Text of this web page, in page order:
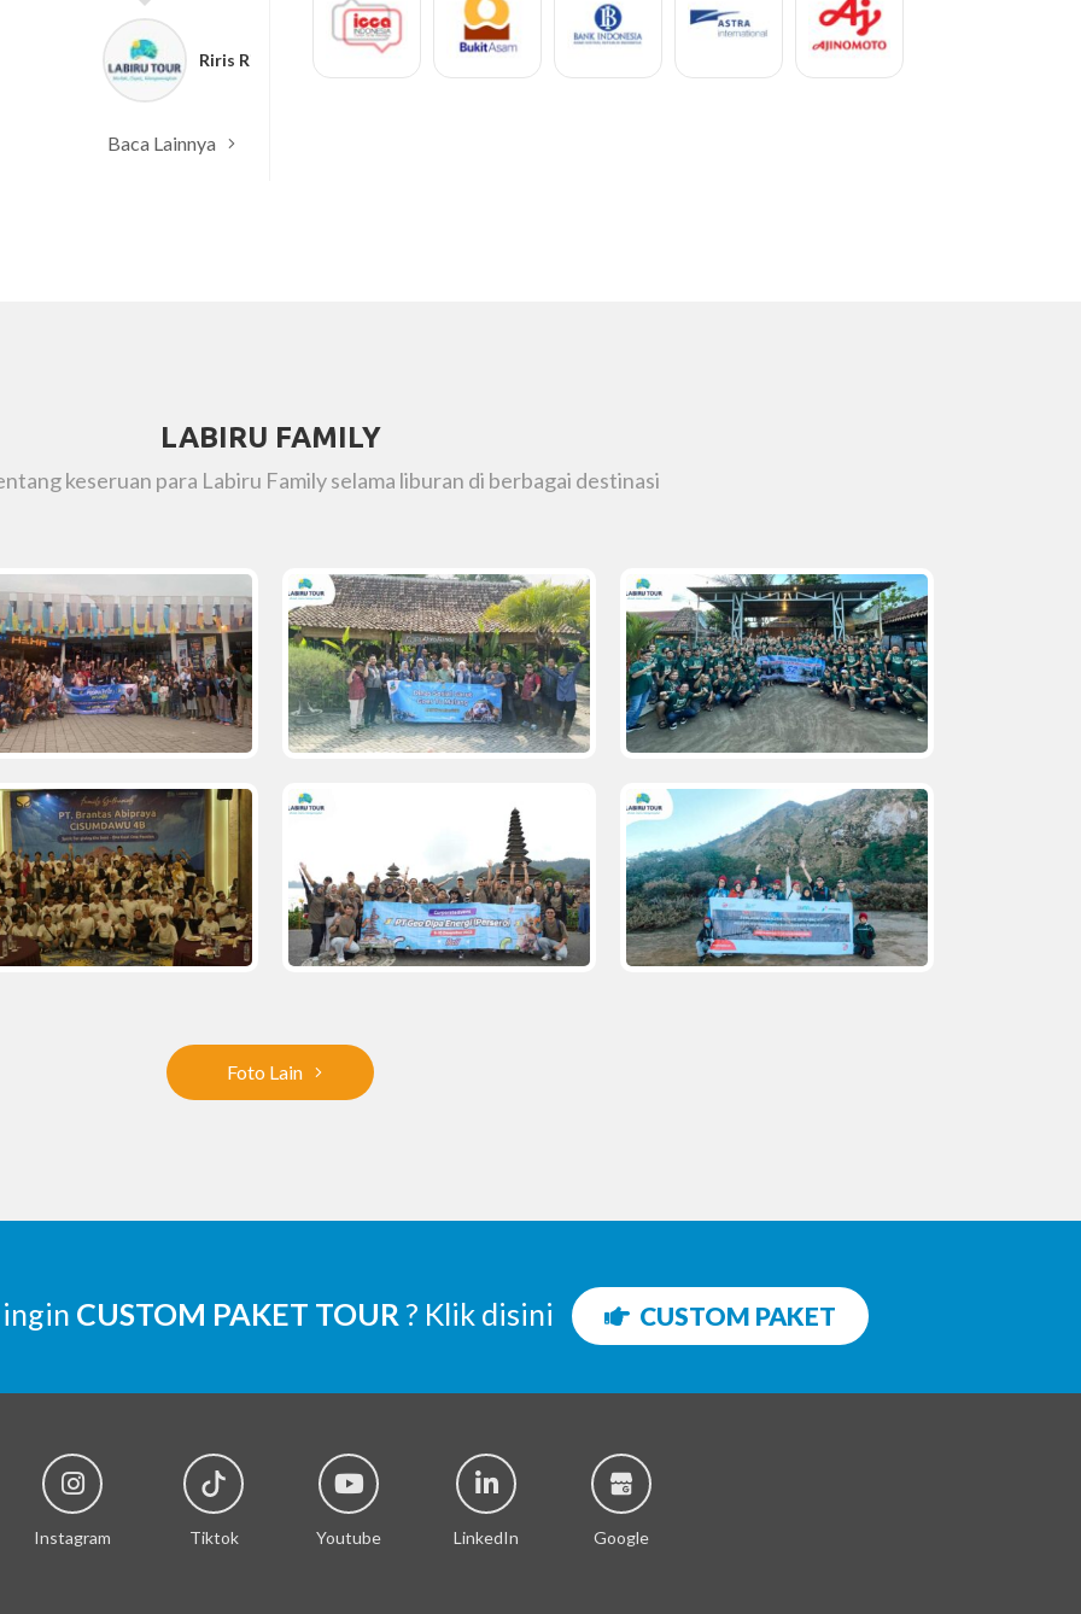
Dewi Yani
PT Koexim Mandiri Finance
Baca Lainnya
LABIRU FAMILY
keseruan para Labiru Family selama liburan di berbagai destinasi
Foto Lain
CUSTOM PAKET TOUR ? Klik disini CUSTOM PAKET
Instagram Tiktok Youtube LinkedIn Google